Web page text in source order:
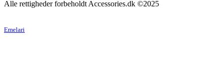
Alle rettigheder forbeholdt Accessories.dk ©2025
Emelari